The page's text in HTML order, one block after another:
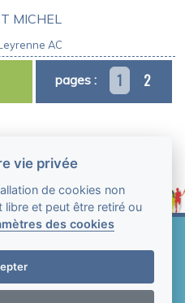
MICHEL
AC
pages : 1 2
2026
générales
vie privée
de cookies non
et peut être retiré ou
des cookies